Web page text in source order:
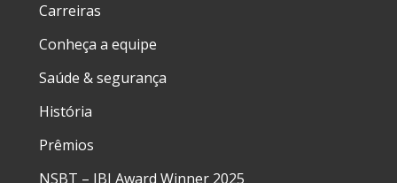
Carreiras
Conheça a equipe
Saúde & segurança
História
Prêmios
NSBT – IBJ Award Winner 2025